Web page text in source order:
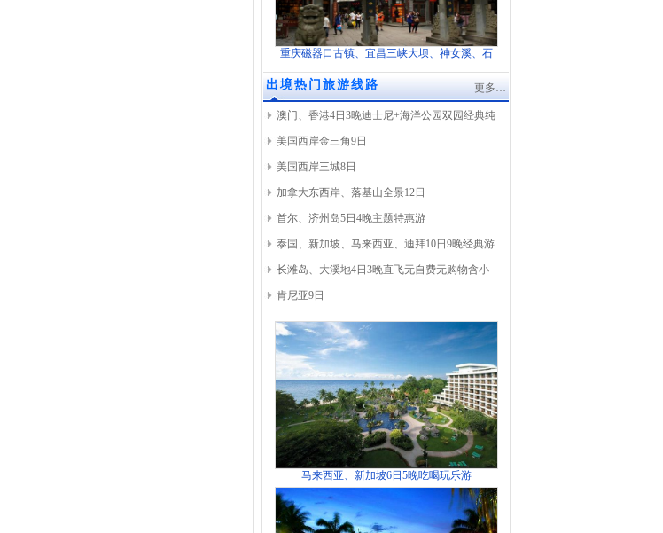
重庆磁器口古镇、宜昌三峡大坝、神女溪、石
出境热门旅游线路 更多…
澳门、香港4日3晚迪士尼+海洋公园双园经典纯
美国西岸金三角9日
美国西岸三城8日
加拿大东西岸、落基山全景12日
首尔、济州岛5日4晚主题特惠游
泰国、新加坡、马来西亚、迪拜10日9晚经典游
长滩岛、大溪地4日3晚直飞无自费无购物含小
肯尼亚9日
马来西亚、新加坡6日5晚吃喝玩乐游